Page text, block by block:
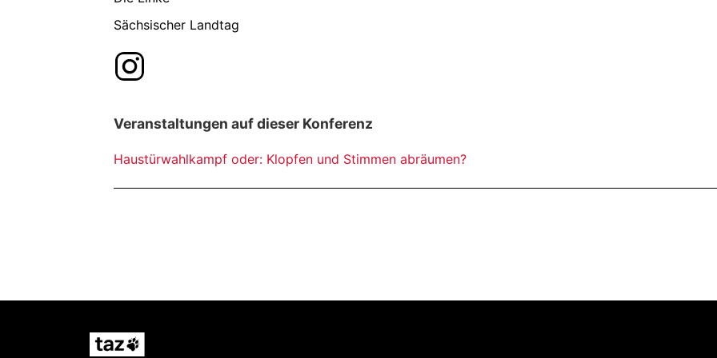
Sächsischer Landtag
Veranstaltungen auf dieser Konferenz
Haustürwahlkampf oder: Klopfen und Stimmen abräumen?